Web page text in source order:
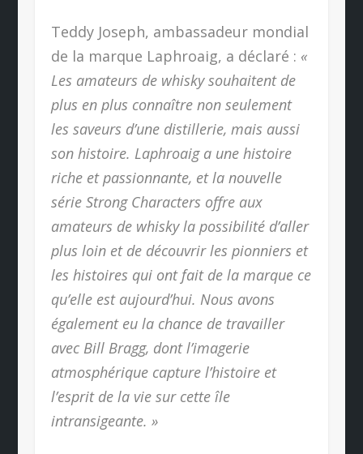
Teddy Joseph, ambassadeur mondial
de la marque Laphroaig, a déclaré : «
Les amateurs de whisky souhaitent de
plus en plus connaître non seulement
les saveurs d’une distillerie, mais aussi
son histoire. Laphroaig a une histoire
riche et passionnante, et la nouvelle
série Strong Characters offre aux
amateurs de whisky la possibilité d’aller
plus loin et de découvrir les pionniers et
les histoires qui ont fait de la marque ce
qu’elle est aujourd’hui. Nous avons
également eu la chance de travailler
avec Bill Bragg, dont l’imagerie
atmosphérique capture l’histoire et
l’esprit de la vie sur cette île
intransigeante. »